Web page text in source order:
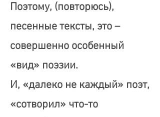
Поэтому, (повторюсь),
песенные тексты, это –
совершенно особенный
«вид» поэзии.
И, «далеко не каждый» поэт,
«сотворил» что-то